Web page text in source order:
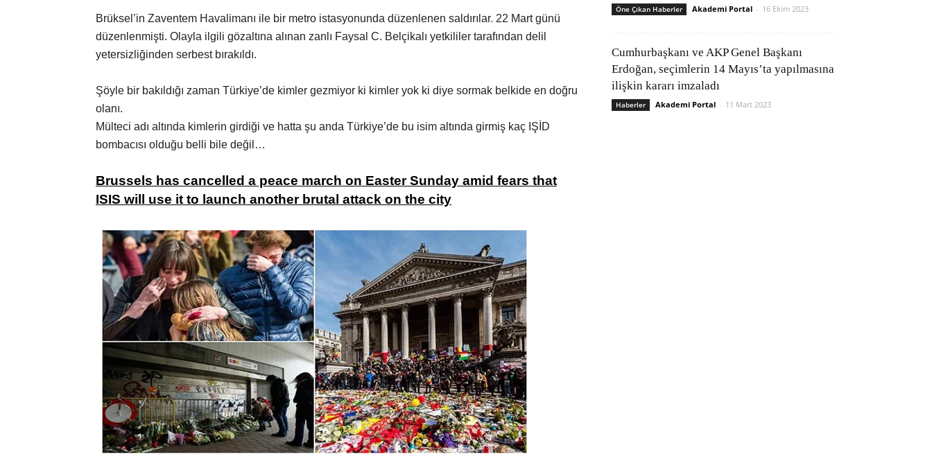
Brüksel’in Zaventem Havalimanı ile bir metro istasyonunda düzenlenen saldırılar. 22 Mart günü
düzenlenmişti. Olayla ilgili gözaltına alınan zanlı Faysal C. Belçikalı yetkililer tarafından delil
yetersizliğinden serbest bırakıldı.
Şöyle bir bakıldığı zaman Türkiye’de kimler gezmiyor ki kimler yok ki diye sormak belkide en doğru
olanı.
Mülteci adı altında kimlerin girdiği ve hatta şu anda Türkiye’de bu isim altında girmiş kaç IŞİD
bombacısı olduğu belli bile değil…
Brussels has cancelled a peace march on Easter Sunday amid fears that
ISIS will use it to launch another brutal attack on the city
Öne Çıkan Haberler Akademi Portal - 16 Ekim 2023
Cumhurbaşkanı ve AKP Genel Başkanı
Erdoğan, seçimlerin 14 Mayıs’ta yapılmasına
ilişkin kararı imzaladı
Haberler Akademi Portal - 11 Mart 2023